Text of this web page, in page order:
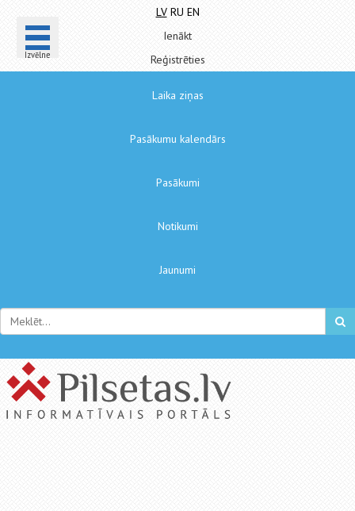
Izvēlne
LV RU EN
Ienākt
Reģistrēties
Laika ziņas
Pasākumu kalendārs
Pasākumi
Notikumi
Jaunumi